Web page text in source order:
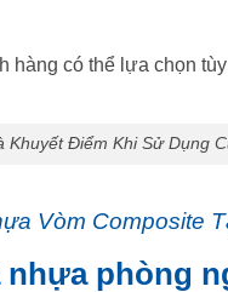
hàng có thể lựa chọn
Khuyết Điểm Khi Sử Dụng
Vòm Composite
phòng